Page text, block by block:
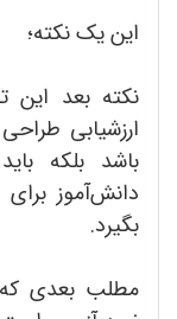
این یک نکته؛
نکته بعد این
ارزشیابی
باشد بلکه
دانش‌آموز
بگیرد.
مطلب بعدی